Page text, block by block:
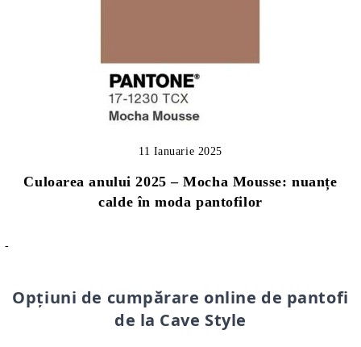
Culoarea anului 2025 – Mocha Mousse: nuanțe
calde în moda pantofilor
11 Ianuarie 2025
-
Opțiuni de cumpărare online de pantofi
de la Cave Style